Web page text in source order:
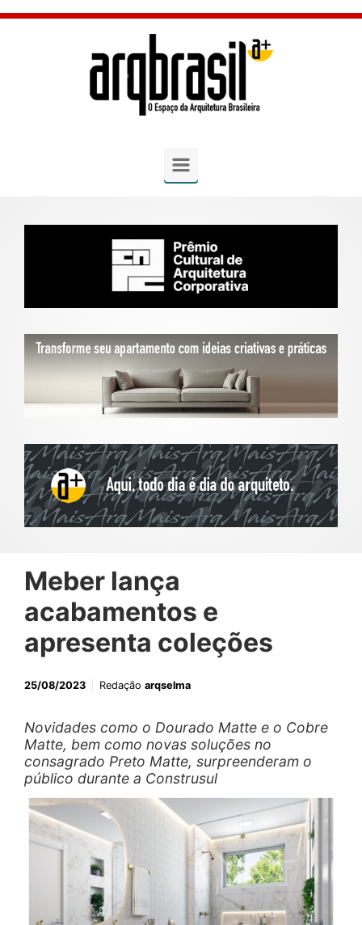
Skip to main content
Meber lança
acabamentos e
apresenta coleções
25/08/2023 Redação arqselma
Novidades como o Dourado Matte e o Cobre
Matte, bem como novas soluções no
consagrado Preto Matte, surpreenderam o
público durante a Construsul